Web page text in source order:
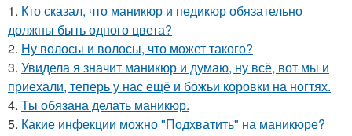
1. Кто сказал, что маникюр и педикюр обязательно
должны быть одного цвета?
2. Ну волосы и волосы, что может такого?
3. Увидела я значит маникюр и думаю, ну всё, вот мы и
приехали, теперь у нас ещё и божьи коровки на ногтях.
4. Ты обязана делать маникюр.
5. Какие инфекции можно "Подхватить" на маникюре?